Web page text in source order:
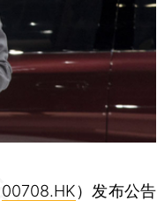
00708.HK）发布公告